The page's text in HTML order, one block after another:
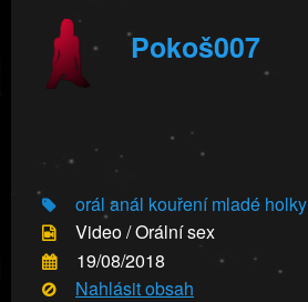
Pokoš007
orál anál kouření mladé holky
Video / Orální sex
19/08/2018
Nahlásit obsah